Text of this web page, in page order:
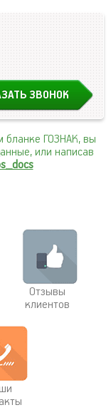
бланке ГОЗНАК, вы
или написав
Отзывы
клиентов